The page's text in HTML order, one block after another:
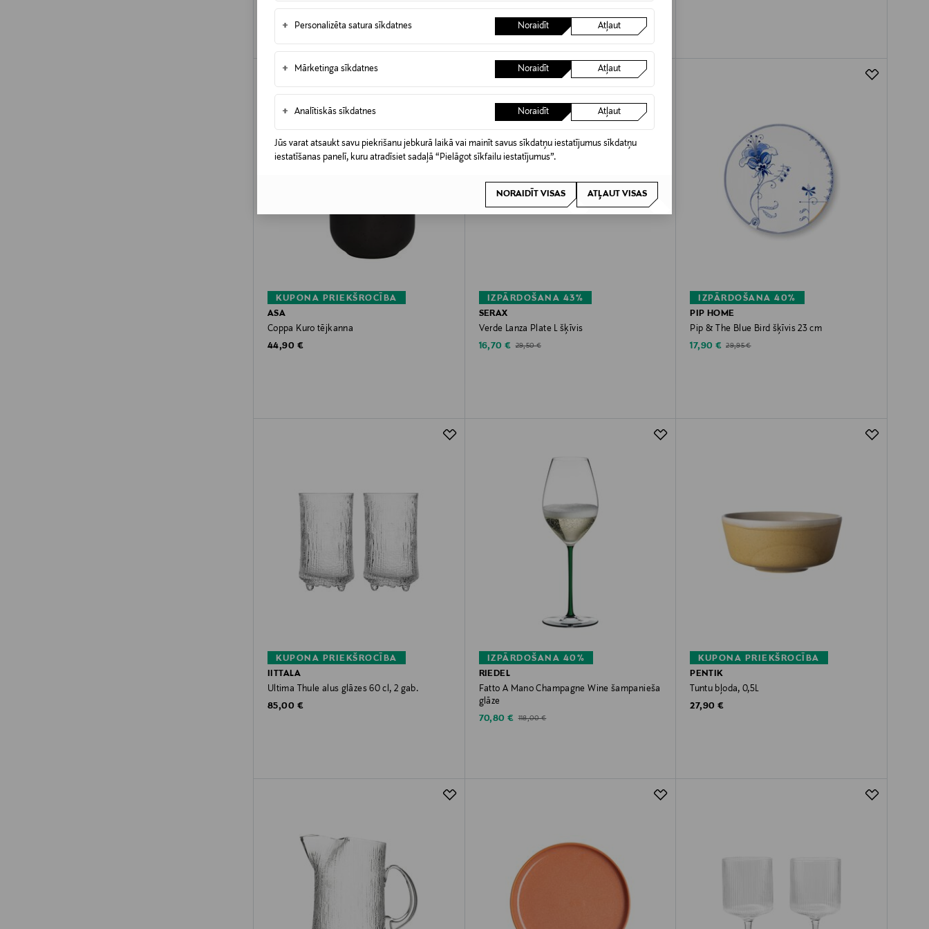
+ Personalizēta satura sīkdatnes Noraidīt Atļaut
+ Mārketinga sīkdatnes Noraidīt Atļaut
+ Analītiskās sīkdatnes Noraidīt Atļaut
Jūs varat atsaukt savu piekrišanu jebkurā laikā vai mainīt savus sīkdatņu iestatījumus sīkdatņu
iestatīšanas panelī, kuru atradīsiet sadaļā “Pielāgot sīkfailu iestatījumus”.
NORAIDĪT VISAS ATĻAUT VISAS
KUPONA PRIEKŠROCĪBA
ASA
Coppa Kuro tējkanna
Original Price
44,90 €
IZPĀRDOŠANA 43%
SERAX
Verde Lanza Plate L šķīvis
Discounted Price
16,70 € Original Price
29,50 €
IZPĀRDOŠANA 40%
PIP HOME
Pip & The Blue Bird šķīvis 23 cm
Discounted Price
17,90 € Original Price
29,95 €
KUPONA PRIEKŠROCĪBA
IITTALA
Ultima Thule alus glāzes 60 cl, 2 gab.
Original Price
85,00 €
IZPĀRDOŠANA 40%
RIEDEL
Fatto A Mano Champagne Wine šampanieša
glāze
Discounted Price
70,80 € Original Price
118,00 €
KUPONA PRIEKŠROCĪBA
PENTIK
Tuntu bļoda, 0,5L
Original Price
27,90 €